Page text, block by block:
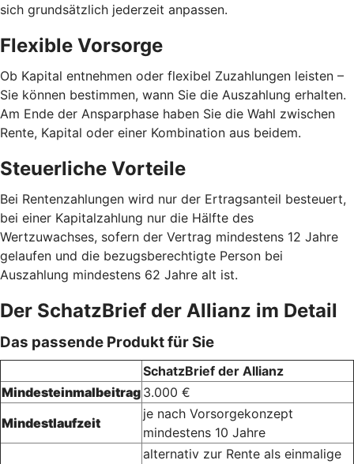
sich grundsätzlich jederzeit anpassen.
Flexible Vorsorge
Ob Kapital entnehmen oder flexibel Zuzahlungen leisten –
Sie können bestimmen, wann Sie die Auszahlung erhalten.
Am Ende der Ansparphase haben Sie die Wahl zwischen
Rente, Kapital oder einer Kombination aus beidem.
Steuerliche Vorteile
Bei Rentenzahlungen wird nur der Ertragsanteil besteuert,
bei einer Kapitalzahlung nur die Hälfte des
Wertzuwachses, sofern der Vertrag mindestens 12 Jahre
gelaufen und die bezugsberechtigte Person bei
Auszahlung mindestens 62 Jahre alt ist.
Der SchatzBrief der Allianz im Detail
Das passende Produkt für Sie
SchatzBrief der Allianz
Mindesteinmalbeitrag 3.000 €
Mindestlaufzeit
je nach Vorsorgekonzept
mindestens 10 Jahre
alternativ zur Rente als einmalige